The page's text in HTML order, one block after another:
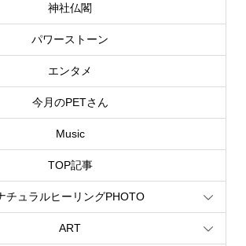
神社仏閣
パワーストーン
エンタメ
今月のPETさん
Music
TOP記事
チュラルヒーリングPHOTO
ART